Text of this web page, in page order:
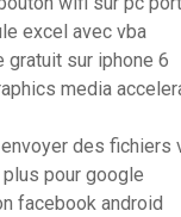
excel avec vba
gratuit sur iphone 6
media
des fichiers
pour google
facebook android